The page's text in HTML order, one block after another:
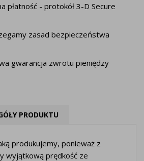
płatność - protokół 3-D Secure
zasad bezpieczeństwa
gwarancja zwrotu pieniędzy
PRODUKTU
produkujemy, ponieważ z
wyjątkową prędkość ze